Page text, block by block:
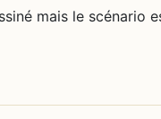
mais le scénario